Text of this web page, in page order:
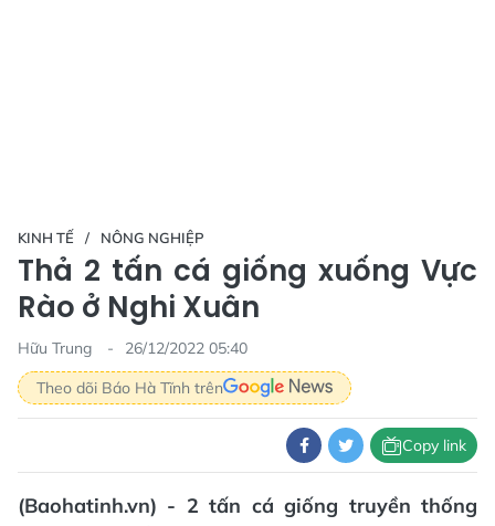
KINH TẾ NÔNG NGHIỆP
Thả 2 tấn cá giống xuống Vực
Rào ở Nghi Xuân
Hữu Trung
26/12/2022 05:40
Theo dõi Báo Hà Tĩnh trên
Copy link
(Baohatinh.vn) - 2 tấn cá giống truyền thống